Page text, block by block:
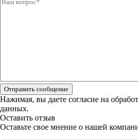
Отправить сообщение
Нажимая, вы даете согласие на
данных.
Оставить отзыв
Оставьте свое мнение о нашей